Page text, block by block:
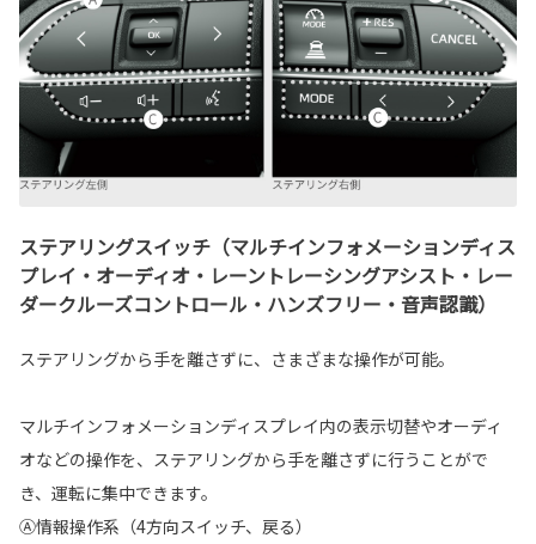
ステアリングスイッチ（マルチインフォメーションディス
プレイ・オーディオ・レーントレーシングアシスト・レー
ダークルーズコントロール・ハンズフリー・音声認識）
ステアリングから手を離さずに、さまざまな操作が可能。
マルチインフォメーションディスプレイ内の表示切替やオーディ
オなどの操作を、ステアリングから手を離さずに行うことがで
き、運転に集中できます。
Ⓐ情報操作系（4方向スイッチ、戻る）